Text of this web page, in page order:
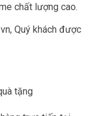
chất lượng cao.
Quý khách được
tặng